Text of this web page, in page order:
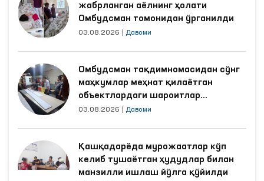
жабрланган аёлнинг ҳолати
Омбудсман томонидан ўрганилди
03.08.2026 Давоми
Омбудсман тақдимномасидан сўнг
маҳкумлар меҳнат қилаётган
объектлардаги шароитлар
яхшиланди
03.08.2026 Давоми
Қашқадарёда мурожаатлар кўп
келиб тушаётган ҳудудлар билан
манзилли ишлаш йўлга қўйилди